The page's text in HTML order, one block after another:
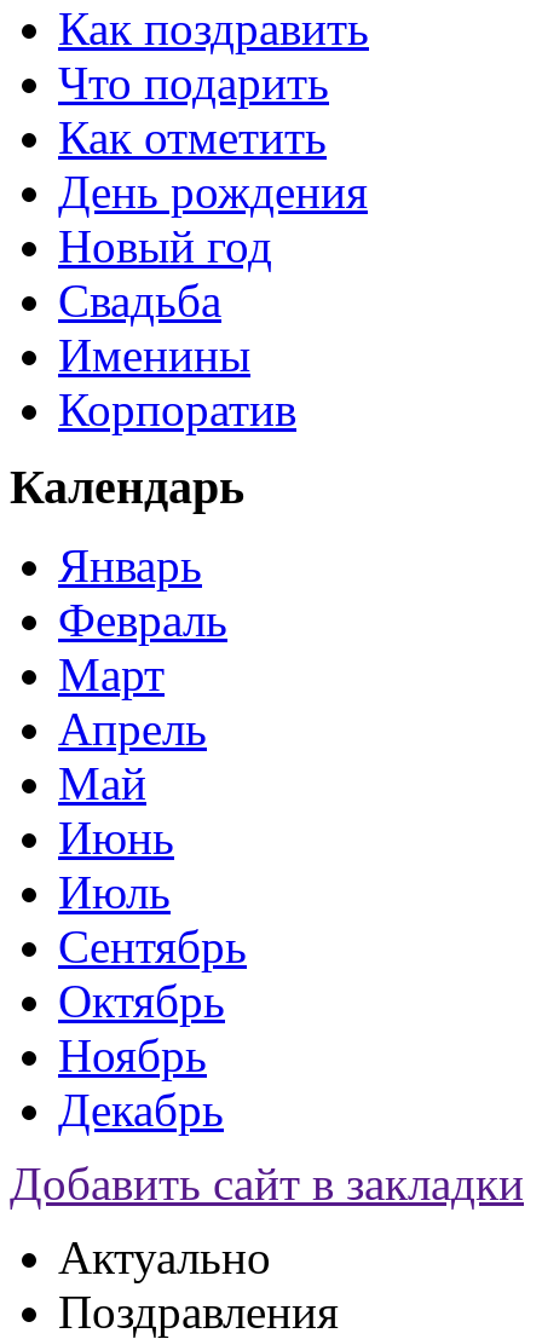
Как поздравить
Что подарить
Как отметить
День рождения
Новый год
Свадьба
Именины
Корпоратив
Календарь
Январь
Февраль
Март
Апрель
Май
Июнь
Июль
Сентябрь
Октябрь
Ноябрь
Декабрь
Добавить сайт в закладки
Актуально
Поздравления